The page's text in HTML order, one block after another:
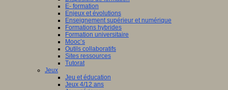
E- formation
Enjeux et évolutions
Enseignement supérieur et numérique
Formations hybrides
Formation universitaire
Mooc’s
Outils collaboratifs
Sites ressources
Tutorat
Jeux
Jeu et éducation
Jeux 4/12 ans